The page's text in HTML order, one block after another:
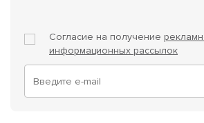
Согласие на получение
информационных рассылок